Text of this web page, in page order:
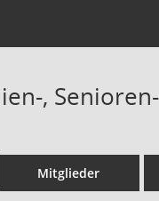
,
Mitglieder